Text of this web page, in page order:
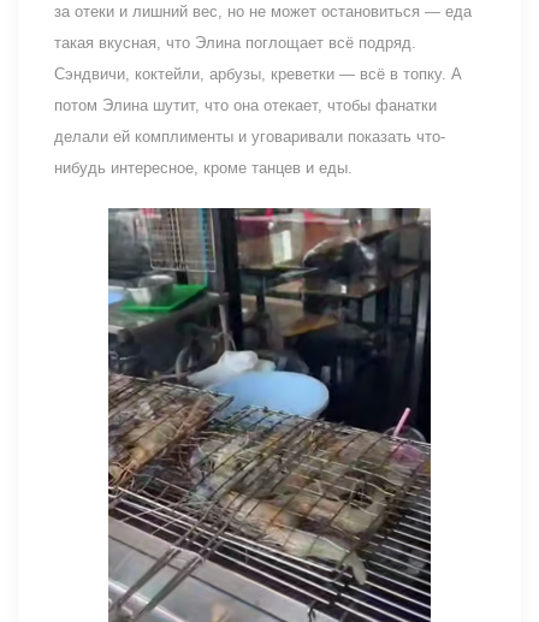
за отеки и лишний вес, но не может остановиться — еда
такая вкусная, что Элина поглощает всё подряд.
Сэндвичи, коктейли, арбузы, креветки — всё в топку. А
потом Элина шутит, что она отекает, чтобы фанатки
делали ей комплименты и уговаривали показать что-
нибудь интересное, кроме танцев и еды.